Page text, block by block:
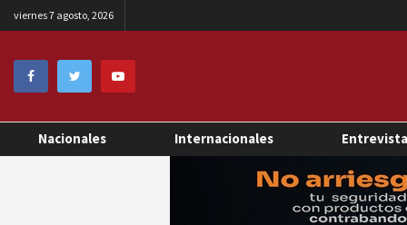
viernes 7 agosto, 2026
Nacionales Internacionales